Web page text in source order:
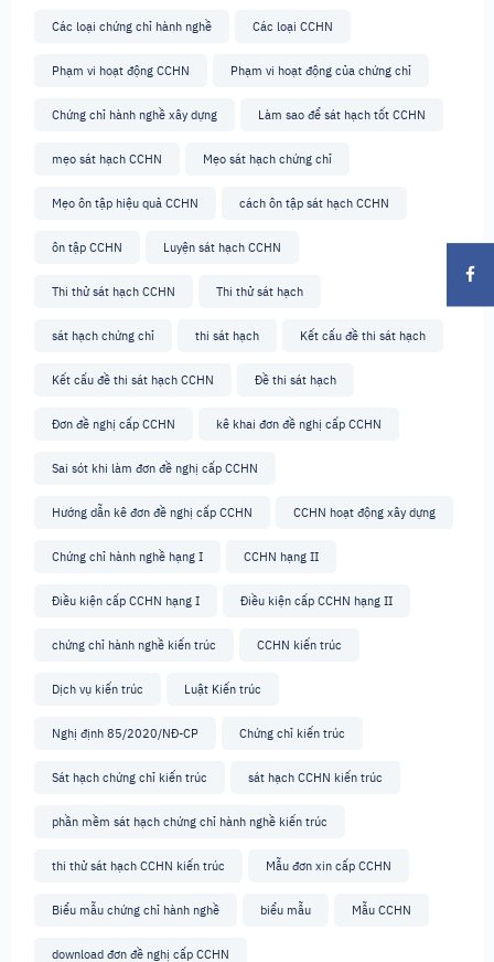
Các loại chứng chỉ hành nghề Các loại CCHN
Phạm vi hoạt động CCHN Phạm vi hoạt động của chứng chỉ
Chứng chỉ hành nghề xây dựng Làm sao để sát hạch tốt CCHN
mẹo sát hạch CCHN Mẹo sát hạch chứng chỉ
Mẹo ôn tập hiệu quả CCHN cách ôn tập sát hạch CCHN
ôn tập CCHN Luyện sát hạch CCHN
Thi thử sát hạch CCHN Thi thử sát hạch
sát hạch chứng chỉ thi sát hạch Kết cấu đề thi sát hạch
Kết cấu đề thi sát hạch CCHN Đề thi sát hạch
Đơn đề nghị cấp CCHN kê khai đơn đề nghị cấp CCHN
Sai sót khi làm đơn đề nghị cấp CCHN
Hướng dẫn kê đơn đề nghị cấp CCHN CCHN hoạt động xây dựng
Chứng chỉ hành nghề hạng I CCHN hạng II
Điều kiện cấp CCHN hạng I Điều kiện cấp CCHN hạng II
chứng chỉ hành nghề kiến trúc CCHN kiến trúc
Dịch vụ kiến trúc Luật Kiến trúc
Nghị định 85/2020/NĐ-CP Chứng chỉ kiến trúc
Sát hạch chứng chỉ kiến trúc sát hạch CCHN kiến trúc
phần mềm sát hạch chứng chỉ hành nghề kiến trúc
thi thử sát hạch CCHN kiến trúc Mẫu đơn xin cấp CCHN
Biểu mẫu chứng chỉ hành nghề biểu mẫu Mẫu CCHN
download đơn đề nghị cấp CCHN